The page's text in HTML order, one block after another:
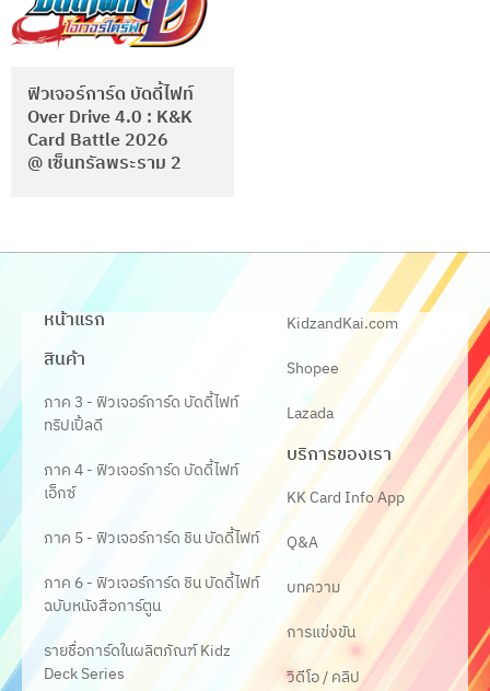
ฟิวเจอร์การ์ด บัดดี้ไฟท์
Over Drive 4.0 : K&K
Card Battle 2026
@ เซ็นทรัลพระราม 2
หน้าแรก
สินค้า
ภาค 3 - ฟิวเจอร์การ์ด บัดดี้ไฟท์
ทริปเปิ้ลดี
ภาค 4 - ฟิวเจอร์การ์ด บัดดี้ไฟท์
เอ็กซ์
ภาค 5 - ฟิวเจอร์การ์ด ชิน บัดดี้ไฟท์
ภาค 6 - ฟิวเจอร์การ์ด ชิน บัดดี้ไฟท์
ฉบับหนังสือการ์ตูน
รายชื่อการ์ดในผลิตภัณฑ์ Kidz
Deck Series
KidzandKai.com
Shopee
Lazada
บริการของเรา
KK Card Info App
Q&A
บทความ
การแข่งขัน
วิดีโอ / คลิป